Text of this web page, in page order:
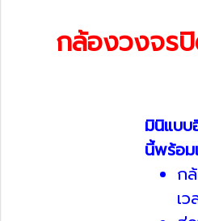
กล้องวงจร
มินิแบบ
นี้พร้อม
ก
เ